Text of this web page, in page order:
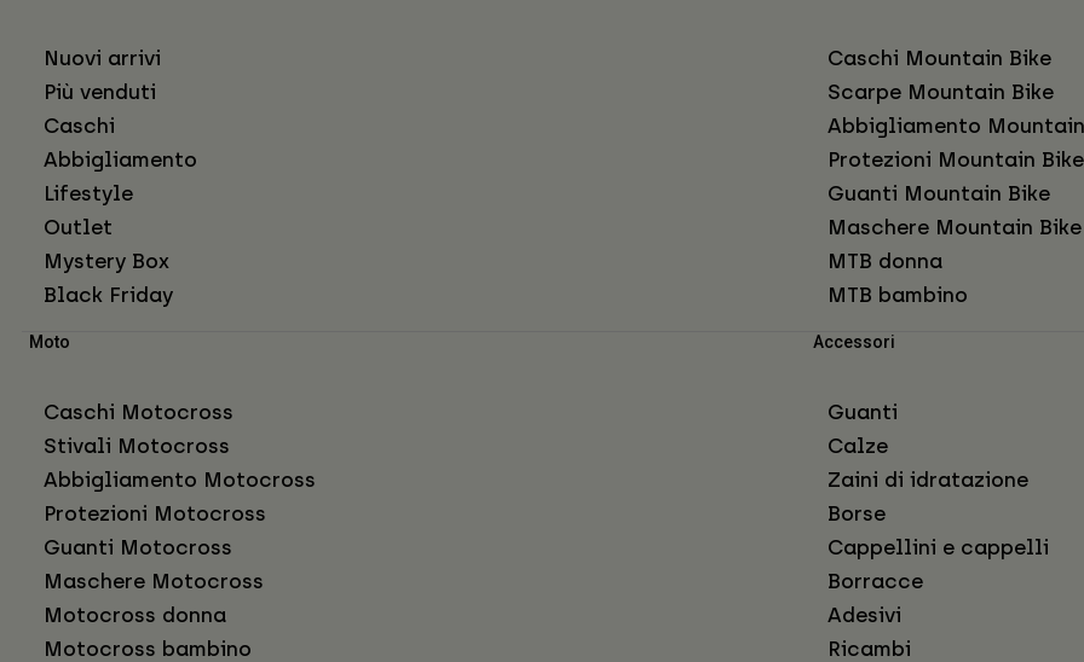
Nuovi arrivi
Più venduti
Caschi
Abbigliamento
Lifestyle
Outlet
Mystery Box
Black Friday
Caschi Mountain Bike
Scarpe Mountain Bike
Abbigliamento
Protezioni Mountain Bike
Guanti Mountain Bike
Maschere Mountain Bike
MTB donna
MTB bambino
Moto
Caschi Motocross
Stivali Motocross
Abbigliamento Motocross
Protezioni Motocross
Guanti Motocross
Maschere Motocross
Motocross donna
Motocross bambino
Accessori
Guanti
Calze
Zaini di idratazione
Borse
Cappellini e cappelli
Borracce
Adesivi
Ricambi